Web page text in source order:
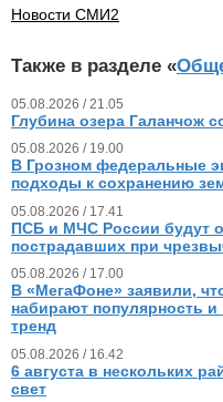
Новости СМИ2
Также в разделе «
05.08.2026 / 21.05
Глубина озера Галанчож
05.08.2026 / 19.00
В Грозном федеральные
подходы к сохранению
05.08.2026 / 17.41
ПСБ и МЧС России будут
пострадавших при
05.08.2026 / 17.00
В «МегаФоне» заявили,
набирают популярность
тренд
05.08.2026 / 16.42
6 августа в нескольких
свет